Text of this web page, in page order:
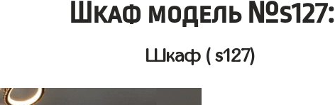
Шкаф модель №s127:
Шкаф ( s127)